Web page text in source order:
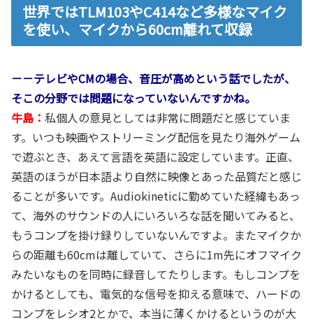
世界ではTLM103やC414など多様なマイク
を使い、マイクから60cm離れて収録
－－テレビやCMの場合、音圧が高めという話でしたが、
そこの分野では問題になっていないんですかね。
牛島： 私個人の意見としては非常に問題だと感じていま
す。いつも映画やストリーミング配信を見たり海外ゲーム
で遊ぶとき、あえて言語を英語に設定しています。正直、
英語のほうが日本語より自然に映像とあった品質だと感じ
ることが多いです。Audiokineticに勤めていた経緯もあっ
て、海外のサウンドの人にいろいろな話を聞いてみると、
もうコンプを掛け録りしていないんですよ。またマイクか
らの距離も60cmは離していて、さらに1m先にオフマイク
みたいなものを同時に録音してたりします。もしコンプを
かけるとしても、電気的な信号を抑える意味で、ハードの
コンプをレシオ2とかで、本当に薄くかけるというのが大